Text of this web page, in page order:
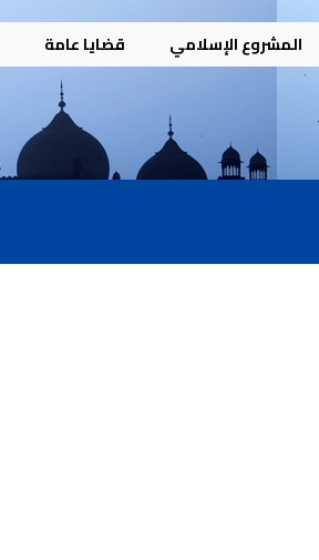
المشروع الإسلامي قضايا عامة